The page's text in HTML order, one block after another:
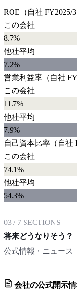
ROE （自社 FY2025/3
この会社
8.7%
他社平均
7.2%
営業利益率 （自社
この会社
11.7%
他社平均
7.9%
自己資本比率 （自社
この会社
74.1%
他社平均
54.3%
03 / 7 SECTIONS
将来どうなりそう？
公式情報・ニュース
会社の公式開示情